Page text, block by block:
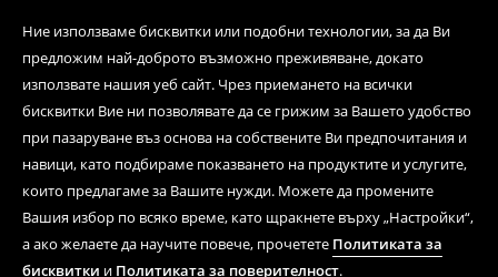
Ние използваме бисквитки или подобни технологии, за да Ви
предложим най-доброто възможно преживяване, докато
използвате нашия уеб сайт. Чрез приемането на всички
бисквитки Вие ни позволявате да се грижим за Вашето удобство
при пазаруване въз основа на собствените Ви предпочитания и
навици, като подбираме показването на продуктите и услугите,
които предлагаме за Вашите нужди. Можете да промените
Вашия избор по всяко време, като щракнете върху „Настройки“,
а ако желаете да научите повече, прочетете Политиката за
бисквитки и Политиката за поверителност.